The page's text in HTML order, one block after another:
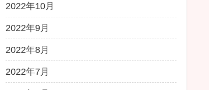
2022年10月
2022年9月
2022年8月
2022年7月